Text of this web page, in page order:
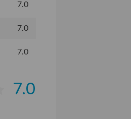
7.0
7.0
7.0
7.0